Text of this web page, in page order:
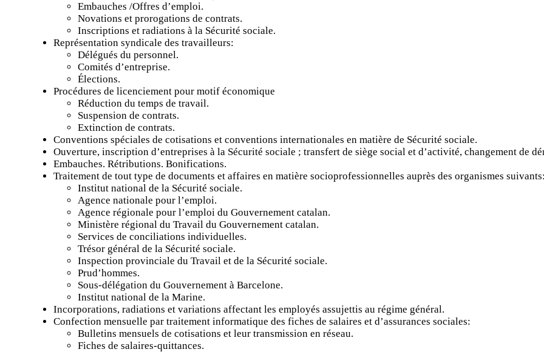
Embauches /Offres d’emploi.
Novations et prorogations de contrats.
Inscriptions et radiations à la Sécurité sociale.
Représentation syndicale des travailleurs:
Délégués du personnel.
Comités d’entreprise.
Élections.
Procédures de licenciement pour motif économique
Réduction du temps de travail.
Suspension de contrats.
Extinction de contrats.
Conventions spéciales de cotisations et conventions internationales en matière de Sécurité sociale.
Ouverture, inscription d’entreprises à la Sécurité sociale ; transfert de siège social et d’activité, changement de
Embauches. Rétributions. Bonifications.
Traitement de tout type de documents et affaires en matière socioprofessionnelles auprès des organismes suivants:
Institut national de la Sécurité sociale.
Agence nationale pour l’emploi.
Agence régionale pour l’emploi du Gouvernement catalan.
Ministère régional du Travail du Gouvernement catalan.
Services de conciliations individuelles.
Trésor général de la Sécurité sociale.
Inspection provinciale du Travail et de la Sécurité sociale.
Prud’hommes.
Sous-délégation du Gouvernement à Barcelone.
Institut national de la Marine.
Incorporations, radiations et variations affectant les employés assujettis au régime général.
Confection mensuelle par traitement informatique des fiches de salaires et d’assurances sociales:
Bulletins mensuels de cotisations et leur transmission en réseau.
Fiches de salaires-quittances.